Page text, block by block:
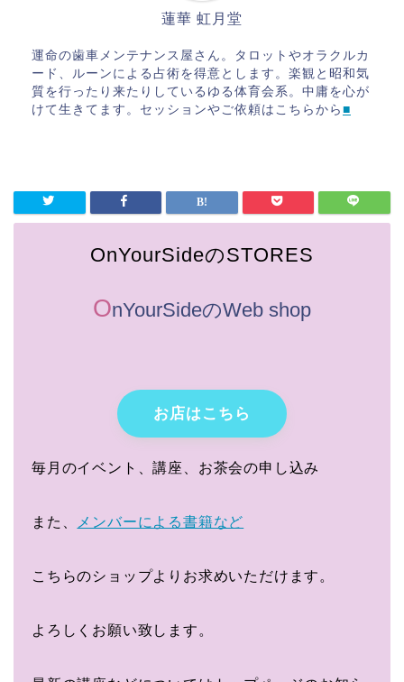
蓮華 虹月堂
運命の歯車メンテナンス屋さん。タロットやオラクルカ
ード、ルーンによる占術を得意とします。楽観と昭和気
質を行ったり来たりしているゆる体育会系。中庸を心が
けて生きてます。セッションやご依頼はこちらから ■
OnYourSideのSTORES
OnYourSideのWeb shop
お店はこちら
毎月のイベント、講座、お茶会の申し込み
また、 メンバーによる書籍など
こちらのショップよりお求めいただけます。
よろしくお願い致します。